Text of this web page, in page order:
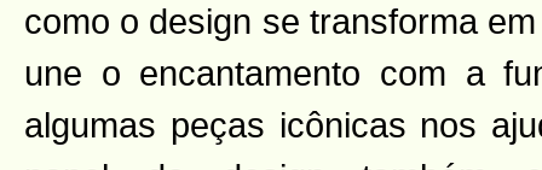
como o design se transforma
une o encantamento com a
algumas peças icônicas nos